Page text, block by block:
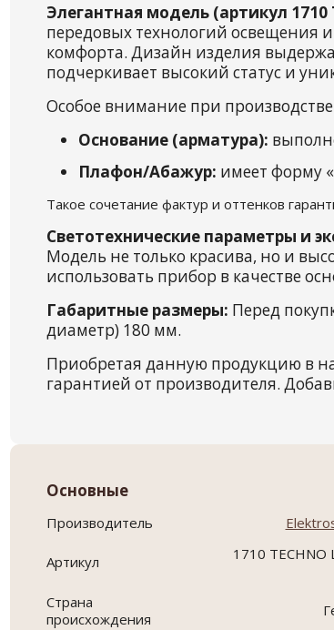
Элегантная модель (артикул 1710
передовых технологий освещения
комфорта. Дизайн изделия
подчеркивает высокий статус и
Особое внимание при
Основание (арматура):
Плафон/Абажур: имеет форму
Такое сочетание фактур и оттенков
Светотехнические параметры и
Модель не только красива, но и
использовать прибор в качестве
Габаритные размеры: Перед
диаметр) 180 мм.
Приобретая данную продукцию в
гарантией от производителя.
Основные
Производитель
Артикул
1710 TECHNO
Страна
происхождения